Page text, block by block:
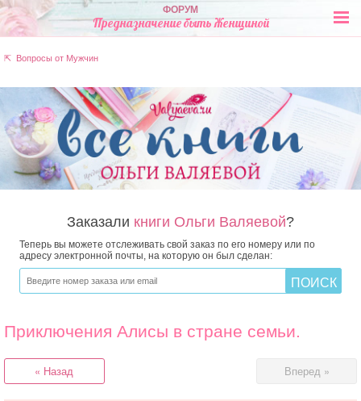
ФОРУМ
Предназначение быть Женщиной
⇱ Вопросы от Мужчин
Заказали книги Ольги Валяевой?
Теперь вы можете отслеживать свой заказ по его номеру или по
адресу электронной почты, на которую он был сделан:
Приключения Алисы в стране семьи.
« Назад Вперед »